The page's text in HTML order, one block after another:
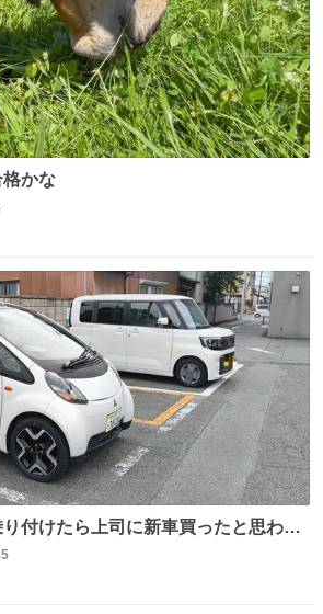
かな
付けたら上司に新車買ったと思われ
年落ちの車もやりようによっては新車
べても違和感